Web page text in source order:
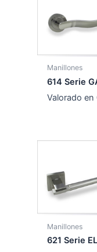
Manillones
614 Serie
Valorado en
Manillones
621 Serie